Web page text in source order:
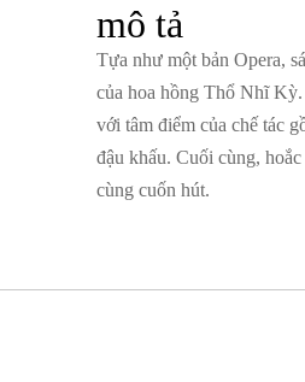
mô tả
Tựa như một bản Opera,
của hoa hồng Thổ Nhĩ
với tâm điểm của chế tác
đậu khấu. Cuối cùng,
cùng cuốn hút.